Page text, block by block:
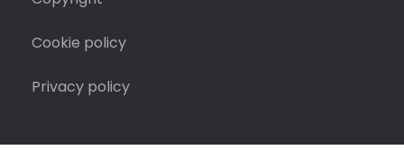
Cookie policy
Privacy policy